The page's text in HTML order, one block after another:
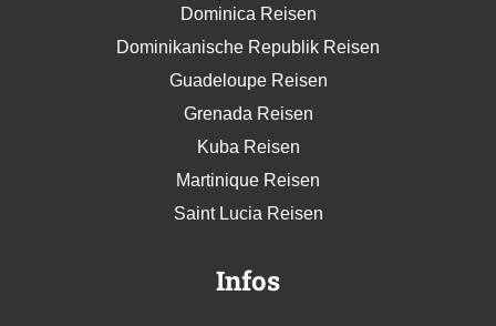
Dominica Reisen
Dominikanische Republik Reisen
Guadeloupe Reisen
Grenada Reisen
Kuba Reisen
Martinique Reisen
Saint Lucia Reisen
Infos